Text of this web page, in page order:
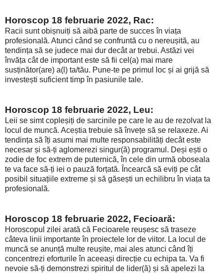
Horoscop 18 februarie 2022, Rac:
Racii sunt obișnuiți să aibă parte de succes în viața
profesională. Atunci când se confruntă cu o nereușită, au
tendința să se judece mai dur decât ar trebui. Astăzi vei
învăța cât de important este să fii cel(a) mai mare
susținător(are) a(l) ta/tău. Pune-te pe primul loc și ai grijă să
investești suficient timp în pasiunile tale.
Horoscop 18 februarie 2022, Leu:
Leii se simt copleșiți de sarcinile pe care le au de rezolvat la
locul de muncă. Aceștia trebuie să învețe să se relaxeze. Ai
tendința să îți asumi mai multe responsabilități decât este
necesar și să-ți aglomerezi singur(ă) programul. Deși ești o
zodie de foc extrem de puternică, în cele din urmă oboseala
te va face să-ți iei o pauză forțată. Încearcă să eviți pe cât
posibil situațiile extreme și să găsești un echilibru în viața ta
profesională.
Horoscop 18 februarie 2022, Fecioară:
Horoscopul zilei arată că Fecioarele reușesc să traseze
câteva linii importante în proiectele lor de viitor. La locul de
muncă se anunță multe reușite, mai ales atunci când îți
concentrezi eforturile în aceeași direcție cu echipa ta. Va fi
nevoie să-ți demonstrezi spiritul de lider(ă) și să apelezi la